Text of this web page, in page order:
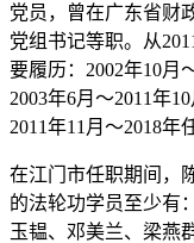
党员，曾在广东省财
党组书记等职。从
要履历：2002年10月
2003年6月～2011年
2011年11月～2018年
在江门市任职期间，
的法轮功学员至少有
玉韫、邓美兰、梁燕